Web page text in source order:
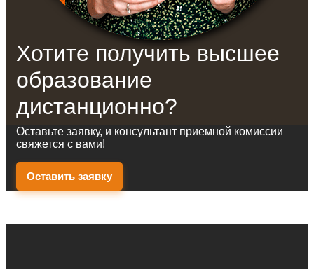
Хотите получить высшее
образование
дистанционно?
Оставьте заявку, и консультант приемной комиссии
свяжется с вами!
Оставить заявку